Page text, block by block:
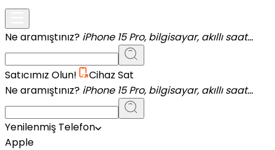
Ne aramıştınız? iPhone 15 Pro, bilgisayar, akıllı saat...
Satıcımız Olun!
Cihaz Sat
Ne aramıştınız? iPhone 15 Pro, bilgisayar, akıllı saat...
Yenilenmiş Telefon
Apple